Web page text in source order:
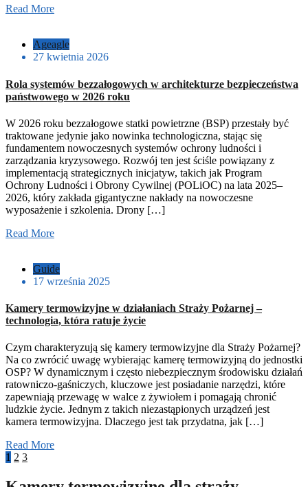
Read More
Ageagle
27 kwietnia 2026
Rola systemów bezzałogowych w architekturze bezpieczeństwa
państwowego w 2026 roku
W 2026 roku bezzałogowe statki powietrzne (BSP) przestały być
traktowane jedynie jako nowinka technologiczna, stając się
fundamentem nowoczesnych systemów ochrony ludności i
zarządzania kryzysowego. Rozwój ten jest ściśle powiązany z
implementacją strategicznych inicjatyw, takich jak Program
Ochrony Ludności i Obrony Cywilnej (POLiOC) na lata 2025–
2026, który zakłada gigantyczne nakłady na nowoczesne
wyposażenie i szkolenia. Drony […]
Read More
Guide
17 września 2025
Kamery termowizyjne w działaniach Straży Pożarnej –
technologia, która ratuje życie
Czym charakteryzują się kamery termowizyjne dla Straży Pożarnej?
Na co zwrócić uwagę wybierając kamerę termowizyjną do jednostki
OSP? W dynamicznym i często niebezpiecznym środowisku działań
ratowniczo-gaśniczych, kluczowe jest posiadanie narzędzi, które
zapewniają przewagę w walce z żywiołem i pomagają chronić
ludzkie życie. Jednym z takich niezastąpionych urządzeń jest
kamera termowizyjna. Dlaczego jest tak przydatna, jak […]
Read More
1 2 3